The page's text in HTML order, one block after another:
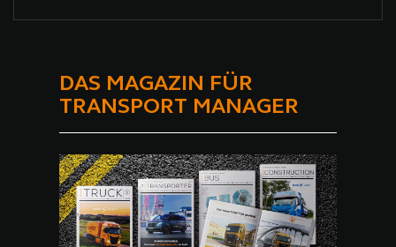
DAS MAGAZIN FÜR
TRANSPORT MANAGER